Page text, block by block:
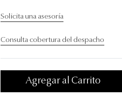
Solicita una asesoría
Consulta cobertura del despacho
Agregar al Carrito